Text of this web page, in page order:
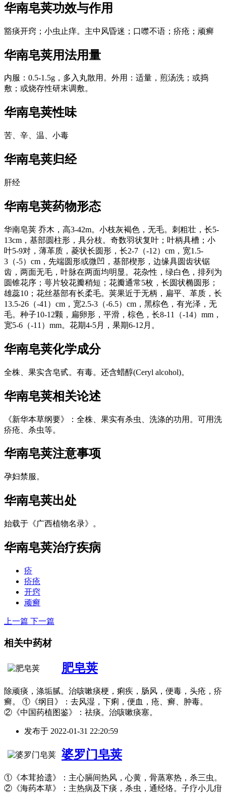
华南皂荚功效与作用
豁痰开窍；小虫止痒。主中风昏迷；口噤不语；疥疮；顽癣
华南皂荚用法用量
内服：0.5-1.5g，多入丸散用。外用：适量，煎汤洗；或捣
敷；或烧存性研末调敷。
华南皂荚性味
苦、辛、温、小毒
华南皂荚归经
肝经
华南皂荚药物形态
华南皂荚 乔木，高3-42m。小枝灰褐色，无毛。刺粗壮，长5-
13cm，基部圆柱形，具分枝。奇数羽状复叶；叶柄具槽；小
叶5-9对，薄革质，菱状长圆形，长2-7（-12）cm，宽1.5-
3（-5）cm，先端圆形或微凹，基部楔形，边缘具圆齿状锯
齿，两面无毛，叶脉在两面均明显。花杂性，绿白色，排列为
圆锥花序；萼片较花瓣稍短；花瓣通常5枚，长圆状椭圆形；
雄蕊10；花丝基部有长柔毛。荚果近于无柄，扁平、革质，长
13.5-26（-41）cm，宽2.5-3（-6.5）cm，黑棕色，有光泽，无
毛。种子10-12颗，扁卵形，平滑，棕色，长8-11（-14）mm，
宽5-6（-11）mm。花期4-5月，果期6-12月。
华南皂荚化学成分
全株、果实含皂甙。有毒。还含蜡醇(Ceryl alcohol)。
华南皂荚相关论述
《新华本草纲要》：全株、果实有杀虫、洗涤的功用。可用洗
疥疮、杀虫等。
华南皂荚注意事项
孕妇禁服。
华南皂荚出处
始载于《广西植物名录》。
华南皂荚治疗疾病
疥
疥疮
开窍
顽癣
上一篇 下一篇
相关中药材
肥皂荚
除顽痰，涤垢腻。治咳嗽痰梗，痢疾，肠风，便毒，头疮，疥
癣。 ①《纲目》：去风湿，下痢，便血，疮、癣、肿毒。
②《中国药植图鉴》：祛痰。治咳嗽痰塞。
发布于 2022-01-31 22:20:59
婆罗门皂荚
①《本茸拾遗》：主心膈间热风，心黄，骨蒸寒热，杀三虫。
②《海药本草》：主热病及下痰，杀虫，通经络。子疗小儿疳